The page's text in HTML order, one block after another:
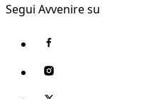
Segui Avvenire su